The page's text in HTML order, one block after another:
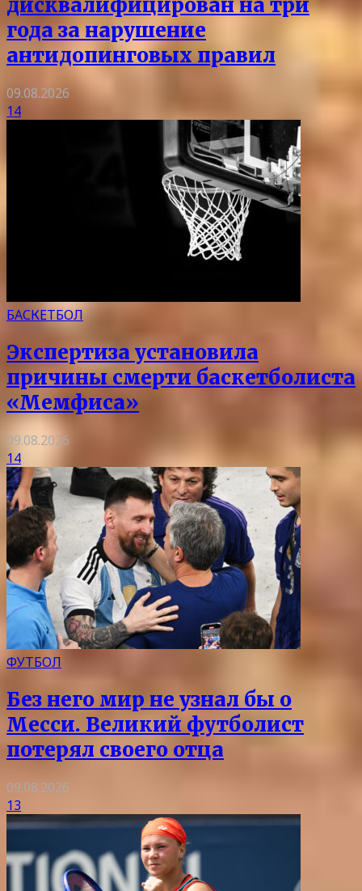
дисквалифицирован на три
года за нарушение
антидопинговых правил
09.08.2026
14
БАСКЕТБОЛ
Экспертиза установила
причины смерти баскетболиста
«Мемфиса»
09.08.2026
14
ФУТБОЛ
Без него мир не узнал бы о
Месси. Великий футболист
потерял своего отца
09.08.2026
13